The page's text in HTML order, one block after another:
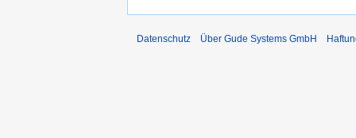
Datenschutz Über Gude Systems GmbH